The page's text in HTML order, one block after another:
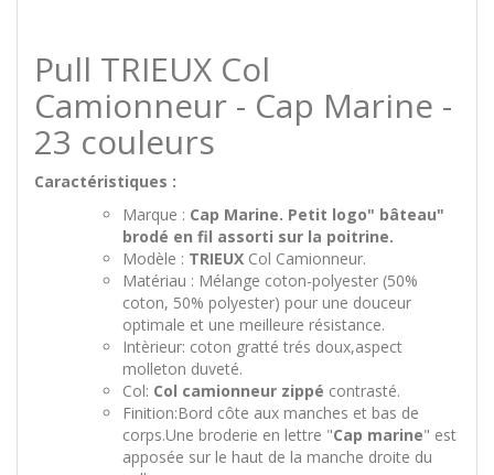
Pull TRIEUX Col
Camionneur - Cap Marine -
23 couleurs
Caractéristiques :
Marque : Cap Marine. Petit logo" bâteau"
brodé en fil assorti sur la poitrine.
Modèle : TRIEUX Col Camionneur.
Matériau : Mélange coton-polyester (50%
coton, 50% polyester) pour une douceur
optimale et une meilleure résistance.
Intèrieur: coton gratté trés doux,aspect
molleton duveté.
Col: Col camionneur zippé contrasté.
Finition:Bord côte aux manches et bas de
corps.Une broderie en lettre "Cap marine" est
apposée sur le haut de la manche droite du